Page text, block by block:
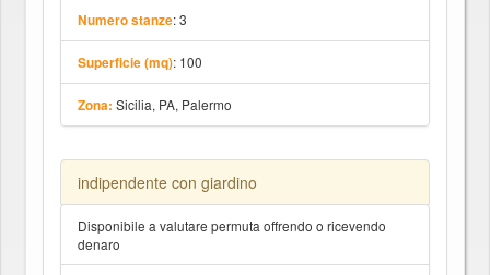
Numero stanze: 3
Superficie (mq): 100
Zona: Sicilia, PA, Palermo
indipendente con giardino
Disponibile a valutare permuta offrendo o ricevendo
denaro